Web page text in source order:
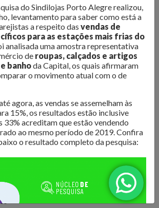
deintenção de compra,
e comportamento do consumidor
que os lojistas possam organizar seus
forma. Além disso, são produzidose-
e análises do mercado, para
em sua atualização e transformação.
do Sindilojas Porto Alegre realizou,
levantamento para saber como está a
a respeito das vendas de
para as estações mais frias do
analisada uma amostra representativa
de roupas, calçados e artigos
banhoda Capital, os quais afirmaram
o movimento atual com o de
agora, as vendas se assemelham às
15%, os resultados estão inclusive
33% acreditam que estão vendendo
ao mesmo período de 2019. Confira
o resultado completo da pesquisa: